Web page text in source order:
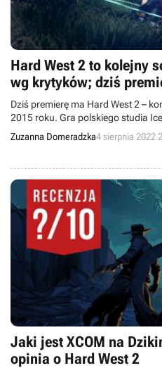
Hard West 2 to kolejny
wg krytyków; dziś
Dziś premierę ma Hard West 2 –
2015 roku. Gra polskiego studia
recenzje od krytyków.
Zuzanna Domeradzka4 sierpnia 2022
Jaki jest XCOM na
opinia o Hard West 2